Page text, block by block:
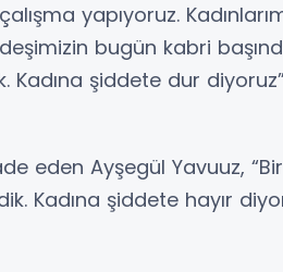
yapıyoruz.
bugün kabri
Kadına şiddete dur
eden Ayşegül Yavuuz,
Kadına şiddete hayır